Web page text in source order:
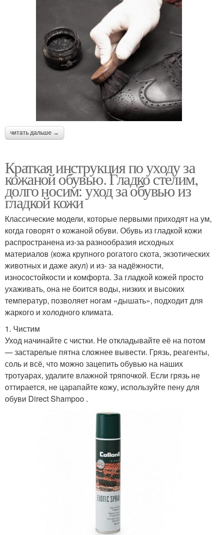
читать дальше →
Краткая инструкция по уходу за
кожаной обувью. Гладко стелим,
долго носим: уход за обувью из
гладкой кожи
Классические модели, которые первыми приходят на ум,
когда говорят о кожаной обуви. Обувь из гладкой кожи
распространена из-за разнообразия исходных
материалов (кожа крупного рогатого скота, экзотических
животных и даже акул) и из- за надёжности,
износостойкости и комфорта. За гладкой кожей просто
ухаживать, она не боится воды, низких и высоких
температур, позволяет ногам «дышать», подходит для
жаркого и холодного климата.
1. Чистим
Уход начинайте с чистки. Не откладывайте её на потом
— застарелые пятна сложнее вывести. Грязь, реагенты,
соль и всё, что можно зацепить обувью на наших
тротуарах, удалите влажной тряпочкой. Если грязь не
оттирается, не царапайте кожу, используйте пену для
обуви Direct Shampoo .